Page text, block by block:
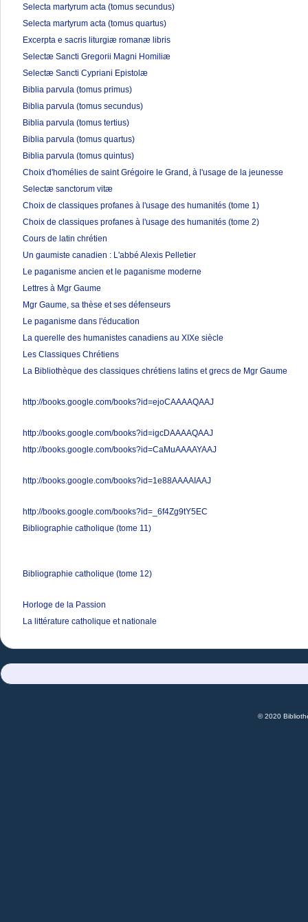
Selecta martyrum acta (tomus secundus)
Selecta martyrum acta (tomus quartus)
Excerpta e sacris liturgiæ romanæ libris
Selectæ Sancti Gregorii Magni Homiliæ
Selectæ Sancti Cypriani Epistolæ
Biblia parvula (tomus primus)
Biblia parvula (tomus secundus)
Biblia parvula (tomus tertius)
Biblia parvula (tomus quartus)
Biblia parvula (tomus quintus)
Choix d'homélies de saint Grégoire le Grand, à l'usage de la jeunesse
Selectæ sanctorum vitæ
Choix de classiques profanes à l'usage des humanités (tome 1)
Choix de classiques profanes à l'usage des humanités (tome 2)
Cours de latin chrétien
Un gaumiste canadien : L'abbé Alexis Pelletier
Le paganisme ancien et le paganisme moderne
Lettres à Mgr Gaume
Mgr Gaume, sa thèse et ses défenseurs
Le paganisme dans l'éducation
La querelle des humanistes canadiens au XIXe siècle
Les Classiques Chrétiens
La Bibliothèque des classiques chrétiens latins et grecs de Mgr Gaume
http://books.google.com/books?id=ejoCAAAAQAAJ
http://books.google.com/books?id=igcDAAAAQAAJ
http://books.google.com/books?id=CaMuAAAAYAAJ
http://books.google.com/books?id=1e88AAAAIAAJ
http://books.google.com/books?id=_6f4Zg9tY5EC
Bibliographie catholique (tome 11)
Bibliographie catholique (tome 12)
Horloge de la Passion
La littérature catholique et nationale
© 2020